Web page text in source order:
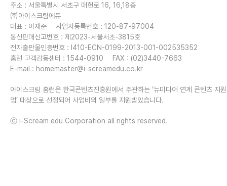
주소 : 서울특별시 서초구 매헌로 16, 16,18층
㈜아이스크림에듀
대표 : 이재준
사업자등록번호 : 120-87-97004
통신판매신고번호 : 제2023-서울서초-3815호
전자출판물인증번호 : I410-ECN-0199-2013-001-002535352
홈런 고객감동센터 : 1544-0910
FAX : (02)3440-7663
E-mail : homemaster@i-screamedu.co.kr
아이스크림 홈런은 한국콘텐츠진흥원에서 주관하는 ‘뉴미디어 연계 콘텐츠 지
업’ 대상으로 선정되어 사업비의 일부를 지원받았습니다.
ⓒ i-Scream edu Corporation all rights reserved.